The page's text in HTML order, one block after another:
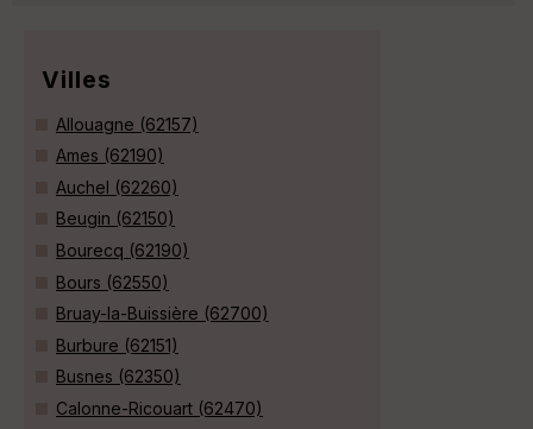
Villes
Allouagne (62157)
Ames (62190)
Auchel (62260)
Beugin (62150)
Bourecq (62190)
Bours (62550)
Bruay-la-Buissière (62700)
Burbure (62151)
Busnes (62350)
Calonne-Ricouart (62470)